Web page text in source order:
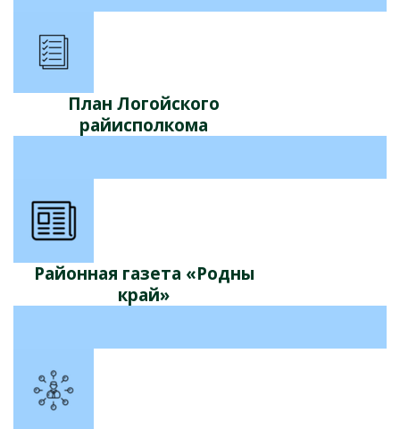
План Логойского
райисполкома
Районная газета «Родны
край»